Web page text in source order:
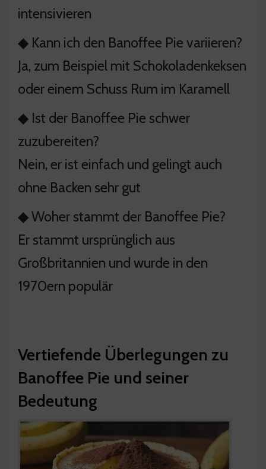
intensivieren
◆ Kann ich den Banoffee Pie variieren?
Ja, zum Beispiel mit Schokoladenkeksen
oder einem Schuss Rum im Karamell
◆ Ist der Banoffee Pie schwer
zuzubereiten?
Nein, er ist einfach und gelingt auch
ohne Backen sehr gut
◆ Woher stammt der Banoffee Pie?
Er stammt ursprünglich aus
Großbritannien und wurde in den
1970ern populär
Vertiefende Überlegungen zu
Banoffee Pie und seiner
Bedeutung